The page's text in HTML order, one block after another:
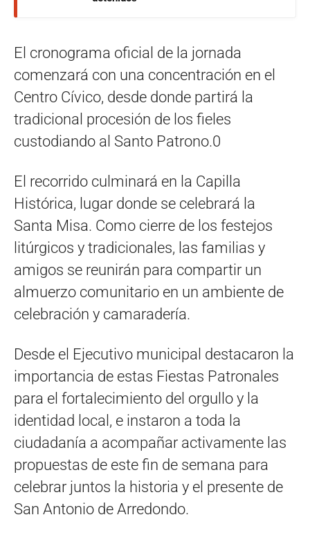
El cronograma oficial de la jornada
comenzará con una concentración en el
Centro Cívico, desde donde partirá la
tradicional procesión de los fieles
custodiando al Santo Patrono.0
El recorrido culminará en la Capilla
Histórica, lugar donde se celebrará la
Santa Misa. Como cierre de los festejos
litúrgicos y tradicionales, las familias y
amigos se reunirán para compartir un
almuerzo comunitario en un ambiente de
celebración y camaradería.
Desde el Ejecutivo municipal destacaron la
importancia de estas Fiestas Patronales
para el fortalecimiento del orgullo y la
identidad local, e instaron a toda la
ciudadanía a acompañar activamente las
propuestas de este fin de semana para
celebrar juntos la historia y el presente de
San Antonio de Arredondo.